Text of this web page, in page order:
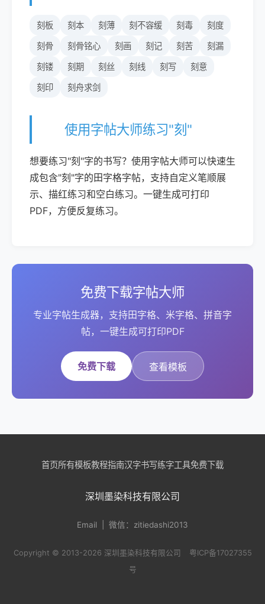
刻板 刻本 刻薄 刻不容缓 刻毒 刻度
刻骨 刻骨铭心 刻画 刻记 刻苦 刻漏
刻镂 刻期 刻丝 刻线 刻写 刻意
刻印 刻舟求剑
使用字帖大师练习"刻"
想要练习"刻"字的书写？使用字帖大师可以快速生
成包含"刻"字的田字格字帖，支持自定义笔顺展
示、描红练习和空白练习。一键生成可打印
PDF，方便反复练习。
免费下载字帖大师
专业字帖生成器，支持田字格、米字格、拼音字
帖，一键生成可打印PDF
免费下载 查看模板
首页所有模板教程指南汉字书写练字工具免费下载
深圳墨染科技有限公司
Email | 微信：zitiedashi2013
Copyright © 2013-2026 深圳墨染科技有限公司
粤ICP备17027355
号